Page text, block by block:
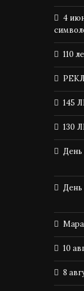
4
110
145
130
День
День
10
8